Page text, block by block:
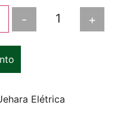
- +
Elétrica